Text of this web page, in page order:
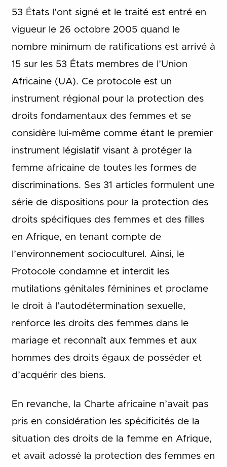
53 États l’ont signé et le traité est entré en
vigueur le 26 octobre 2005 quand le
nombre minimum de ratifications est arrivé à
15 sur les 53 États membres de l’Union
Africaine (UA). Ce protocole est un
instrument régional pour la protection des
droits fondamentaux des femmes et se
considère lui-même comme étant le premier
instrument législatif visant à protéger la
femme africaine de toutes les formes de
discriminations. Ses 31 articles formulent une
série de dispositions pour la protection des
droits spécifiques des femmes et des filles
en Afrique, en tenant compte de
l’environnement socioculturel. Ainsi, le
Protocole condamne et interdit les
mutilations génitales féminines et proclame
le droit à l’autodétermination sexuelle,
renforce les droits des femmes dans le
mariage et reconnaît aux femmes et aux
hommes des droits égaux de posséder et
d’acquérir des biens.
En revanche, la Charte africaine n’avait pas
pris en considération les spécificités de la
situation des droits de la femme en Afrique,
et avait adossé la protection des femmes en